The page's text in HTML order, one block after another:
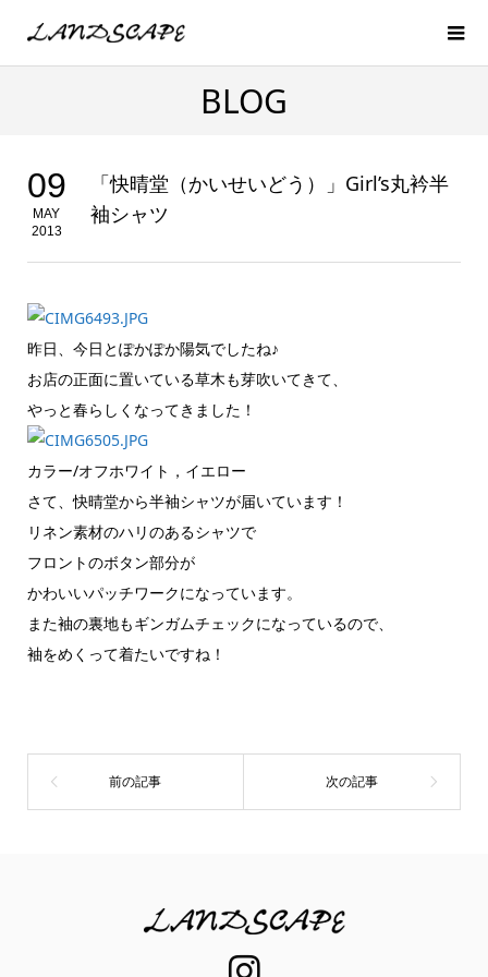
BLOG
09
MAY
2013
「快晴堂（かいせいどう）」Girl’s丸衿半
袖シャツ
昨日、今日とぽかぽか陽気でしたね♪
お店の正面に置いている草木も芽吹いてきて、
やっと春らしくなってきました！
カラー/オフホワイト，イエロー
さて、快晴堂から半袖シャツが届いています！
リネン素材のハリのあるシャツで
フロントのボタン部分が
かわいいパッチワークになっています。
また袖の裏地もギンガムチェックになっているので、
袖をめくって着たいですね！